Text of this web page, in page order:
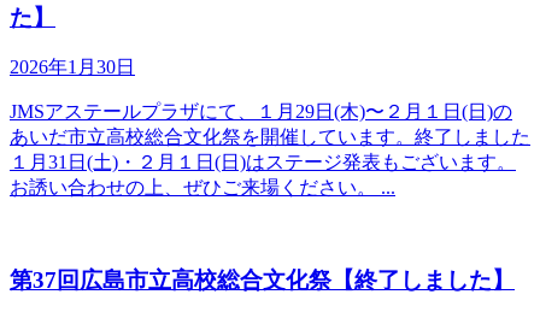
た】
2026年1月30日
JMSアステールプラザにて、１月29日(木)〜２月１日(日)の
あいだ市立高校総合文化祭を開催しています。終了しました
１月31日(土)・２月１日(日)はステージ発表もございます。
お誘い合わせの上、ぜひご来場ください。 ...
第37回広島市立高校総合文化祭【終了しました】